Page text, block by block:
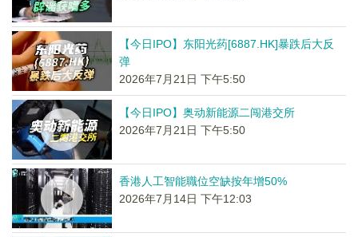
【今日IPO】东阳光药[6887.HK]暴跌后大反
弹
2026年7月21日 下午5:50
【今日IPO】奥动新能源二闯港交所
2026年7月21日 下午5:50
香港人工智能職位空缺按年增50%
2026年7月14日 下午12:03